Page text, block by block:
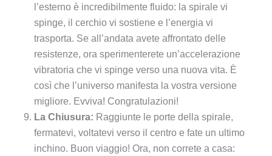
l’esterno è incredibilmente fluido: la spirale vi
spinge, il cerchio vi sostiene e l’energia vi
trasporta. Se all’andata avete affrontato delle
resistenze, ora sperimenterete un’accelerazione
vibratoria che vi spinge verso una nuova vita. È
così che l’universo manifesta la vostra versione
migliore. Evviva! Congratulazioni!
La Chiusura: Raggiunte le porte della spirale,
fermatevi, voltatevi verso il centro e fate un ultimo
inchino. Buon viaggio! Ora, non correte a casa: